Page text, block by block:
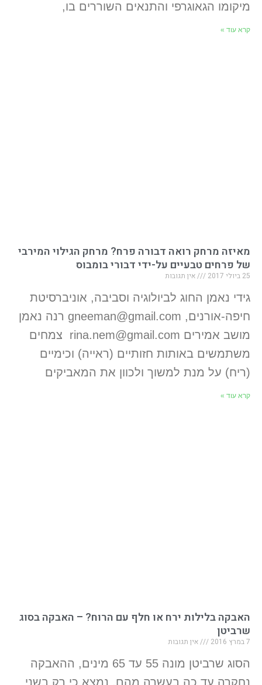
מיקומו הגאוגרפי והתנאים השוררים בו,
קרא עוד »
מאיזה מרחק רואה דבורה פרח? מרחק הגילוי המירבי
של פרחים טבעיים על-ידי דבורי בומבוס
25 ביולי 2017 אין תגובות
גידי נאמן החוג לביולוגיה וסביבה, אוניברסיטת
חיפה-אורנים, gneeman@gmail.com רנה נאמן
מושב אמירים rina.nem@gmail.com צמחים
משתמשים באותות חזותיים (ראייה) וכימיים
(ריח) על מנת למשוך ולכוון את המאביקים
קרא עוד »
האבקה בלילות ירח או חלף עם הרוח? – האבקה בסוג
שרביטן
7 במרץ 2016 אין תגובות
הסוג שרביטן מונה 55 עד 65 מינים, ההאבקה
נחקרה עד כה בעשרה מהם. נמצא כי רק בשני